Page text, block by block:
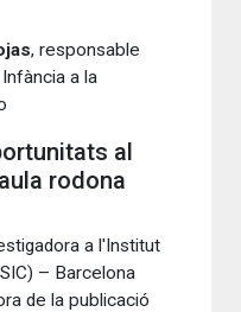
, responsable
a la
al
rodona
a l'Institut
– Barcelona
de la publicació